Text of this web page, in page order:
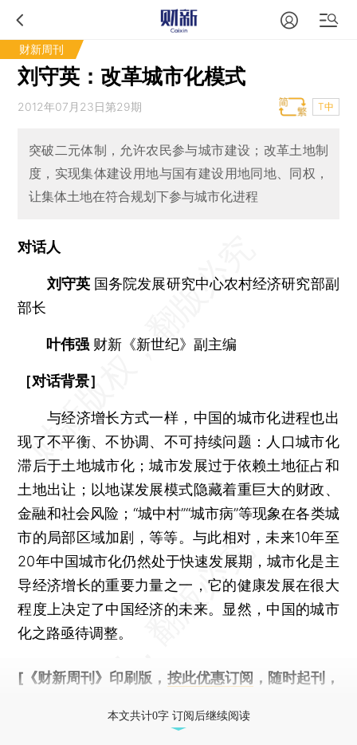
财新周刊
刘守英：改革城市化模式
2012年07月23日第29期 T中
突破二元体制，允许农民参与城市建设；改革土地制
度，实现集体建设用地与国有建设用地同地、同权，
让集体土地在符合规划下参与城市化进程
对话人
刘守英国务院发展研究中心农村经济研究部副
部长
叶伟强 财新《新世纪》副主编
［对话背景］
与经济增长方式一样，中国的城市化进程也出
现了不平衡、不协调、不可持续问题：人口城市化
滞后于土地城市化；城市发展过于依赖土地征占和
土地出让；以地谋发展模式隐藏着重巨大的财政、
金融和社会风险；“城中村”“城市病”等现象在各类城
市的局部区域加剧，等等。与此相对，未来10年至
20年中国城市化仍然处于快速发展期，城市化是主
导经济增长的重要力量之一，它的健康发展在很大
程度上决定了中国经济的未来。显然，中国的城市
化之路亟待调整。
[《财新周刊》印刷版， 按此优惠订阅 ，随时起刊，
本文共计0字 订阅后继续阅读